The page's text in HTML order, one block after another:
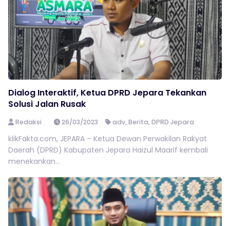
Dialog Interaktif, Ketua DPRD Jepara Tekankan
Solusi Jalan Rusak
Redaksi 26/03/2023 adv,Berita,DPRD Jepara
klikFakta.com, JEPARA – Ketua Dewan Perwakilan Rakyat
Daerah (DPRD) Kabupaten Jepara Haizul Maarif kembali
menekankan...